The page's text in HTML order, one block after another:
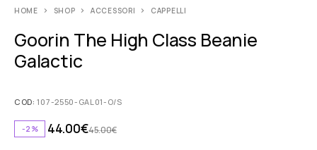
HOME SHOP ACCESSORI CAPPELLI
Goorin The High Class Beanie
Galactic
COD:107-2550-GAL01-O/S
-2% 45.00€
44.00€